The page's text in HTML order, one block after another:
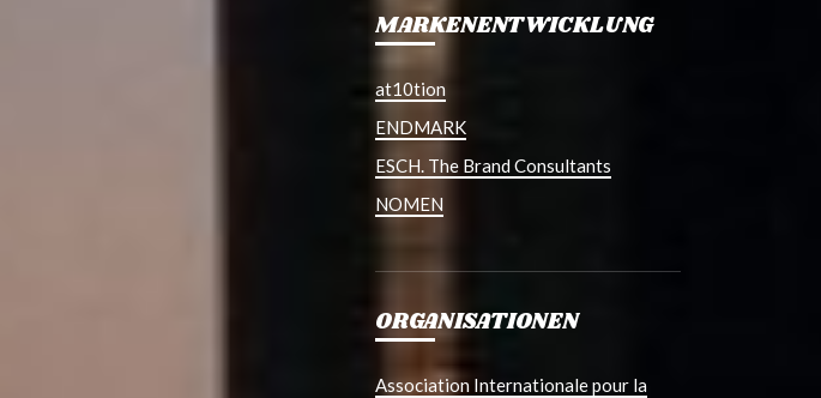
MARKENENTWICKLUNG
at10tion
ENDMARK
ESCH. The Brand Consultants
NOMEN
ORGANISATIONEN
Association Internationale pour la